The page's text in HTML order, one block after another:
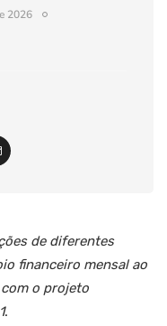
2026
de diferentes
financeiro mensal ao
o projeto
.